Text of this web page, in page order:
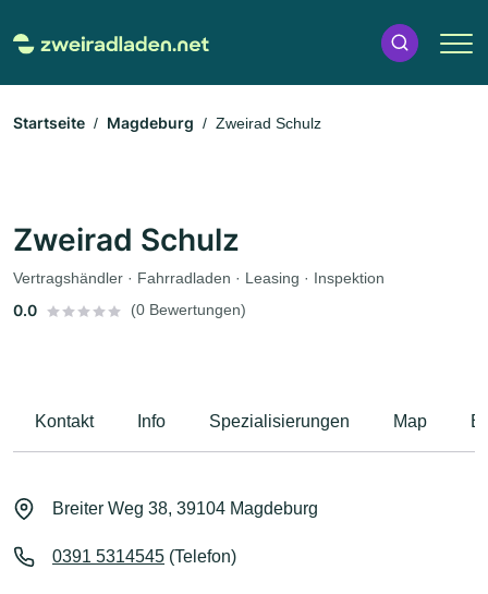
Startseite Magdeburg Zweirad Schulz
Zweirad Schulz
Vertragshändler · Fahrradladen · Leasing · Inspektion
0.0 (0 Bewertungen)
Kontakt Info Spezialisierungen Map
Breiter Weg 38, 39104 Magdeburg
0391 5314545 (Telefon)